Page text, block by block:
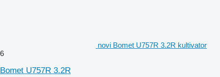
novi Bomet U757R 3.2R kultivator
6
Bomet U757R 3.2R